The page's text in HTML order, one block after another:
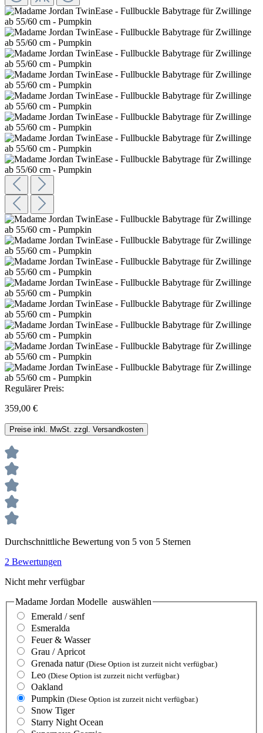
Regulärer Preis:
359,00 €
Preise inkl. MwSt. zzgl. Versandkosten
Durchschnittliche Bewertung von 5 von 5 Sternen
2 Bewertungen
Nicht mehr verfügbar
Madame Jordan Modelle auswählen
Emerald / senf
Esmeralda
Feuer & Wasser
Grau / Apricot
Grenada natur (Diese Option ist zurzeit nicht verfügbar.)
Leo (Diese Option ist zurzeit nicht verfügbar.)
Oakland
Pumpkin (Diese Option ist zurzeit nicht verfügbar.)
Snow Tiger
Starry Night Ocean